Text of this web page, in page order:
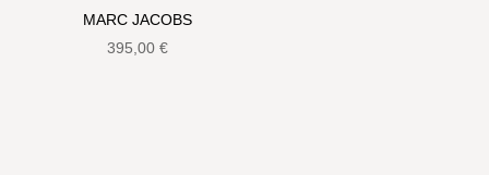
MARC JACOBS
395,00 €